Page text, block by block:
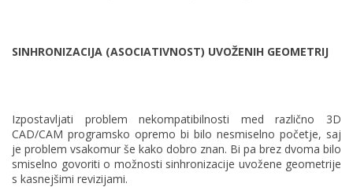
SINHRONIZACIJA (ASOCIATIVNOST) UVOŽENIH GEOMETRIJ
Izpostavljati problem nekompatibilnosti med različno 3D
CAD/CAM programsko opremo bi bilo nesmiselno početje, saj
je problem vsakomur še kako dobro znan. Bi pa brez dvoma bilo
smiselno govoriti o možnosti sinhronizacije uvožene geometrije
s kasnejšimi revizijami.